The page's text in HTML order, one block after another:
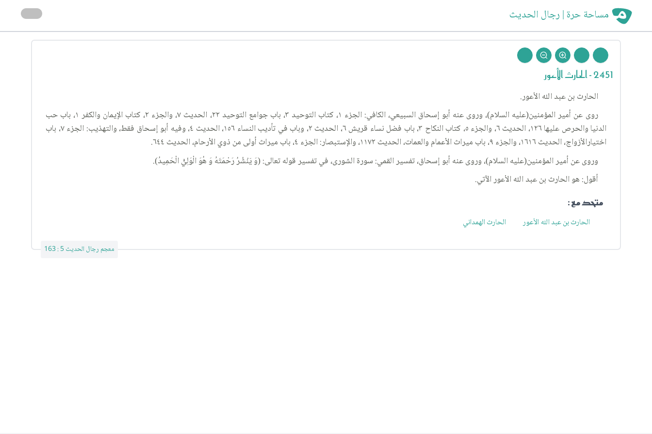
مساحة حرة | رجال الحديث
2451 - الحارث الأعور
الحارث بن عبد الله الأعور.
روى عن أمير المؤمنين(عليه السلام)، وروى عنه أبو إسحاق السبيعي، الكافي: الجزء ١، كتاب التوحيد ٣، باب جوامع التوحيد ٢٢، الحديث ٧، والجزء ٢، كتاب الإيمان والكفر ١، باب حب
الدنيا والحرص عليها ١٢٦، الحديث ٦، والجزء ٥، كتاب النكاح ٣، باب فضل نساء قريش ٦، الحديث ٢، وباب في تأديب النساء ١٥٦، الحديث ٤، وفيه أبو إسحاق فقط، والتهذيب: الجزء ٧، باب
اختيارالأزواج، الحديث ١٦١٦، والجزء ٩، باب ميراث الأعمام والعمات، الحديث ١١٧٢، والإستبصار: الجزء ٤، باب ميراث أولى من ذوي الأرحام، الحديث ٦٤٤.
وروى عن أمير المؤمنين(عليه السلام)، وروى عنه أبو إسحاق، تفسير القمي: سورة الشورى، في تفسير قوله تعالى: (وَ يَنْشُرُ رَحْمَتَهُ وَ هُوَ الْوَلِيُّ الْحَمِيدُ).
أقول: هو الحارث بن عبد الله الأعور الآتي.
متحد مع :
الحارث بن عبد الله الأعور الحارث الهمداني
معجم رجال الحديث 5 : 163